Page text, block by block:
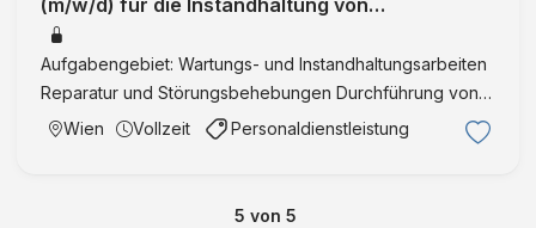
(m/w/d) für die Instandhaltung von
Produktionsanlagen Wien, 21. Bezirk / Flori
Aufgabengebiet: Wartungs- und Instandhaltungsarbeiten
Reparatur und Störungsbehebungen Durchführung von
Ein- und Umstellungsarbeiten Sicherstellung des
Wien Vollzeit Personaldienstleistung
5 von 5